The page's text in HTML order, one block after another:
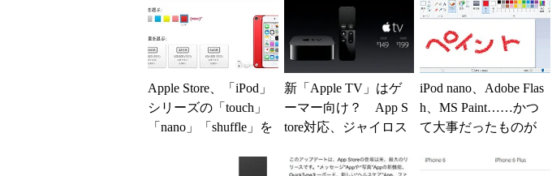
Apple Store、「iPod」
シリーズの「touch」
「nano」「shuffle」を
新「Apple TV」はゲ
ーマー向け？ App S
tore対応、ジャイロス
でゲーム...
iPod nano、Adobe Flas
h、MS Paint……かつ
て大事だったものが